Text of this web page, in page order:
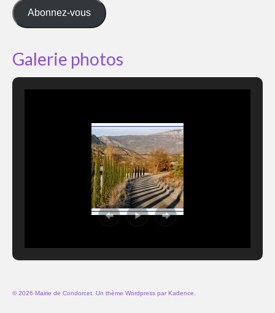
mail
Abonnez-vous
Galerie photos
© 2026 Mairie de Condorcet. Un thème Wordpress par Kadence.